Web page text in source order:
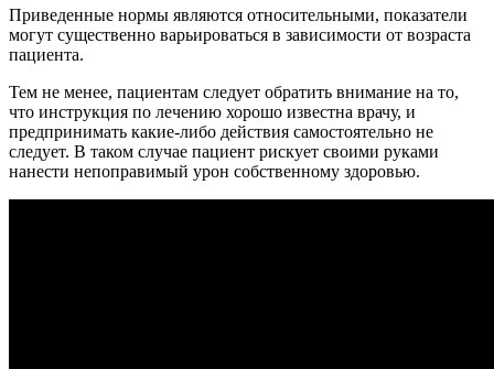
Приведенные нормы являются относительными, показатели
могут существенно варьироваться в зависимости от возраста
пациента.
Тем не менее, пациентам следует обратить внимание на то,
что инструкция по лечению хорошо известна врачу, и
предпринимать какие-либо действия самостоятельно не
следует. В таком случае пациент рискует своими руками
нанести непоправимый урон собственному здоровью.